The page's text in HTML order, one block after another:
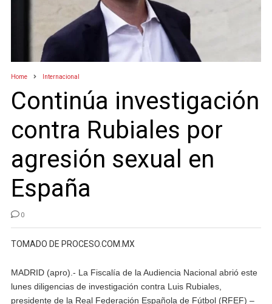
Home Internacional
Continúa investigación
contra Rubiales por
agresión sexual en
España
0
TOMADO DE PROCESO.COM.MX
MADRID (apro).- La Fiscalía de la Audiencia Nacional abrió este
lunes diligencias de investigación contra Luis Rubiales,
presidente de la Real Federación Española de Fútbol (RFEF) –